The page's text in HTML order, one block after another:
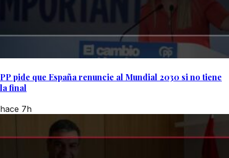
PP pide que España renuncie al Mundial 2030 si no tiene
la final
hace 7h